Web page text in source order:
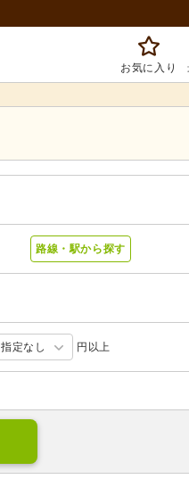
お気に入り
路線・駅から探す
指定なし 円以上
定期巡回・随時対応型(4)